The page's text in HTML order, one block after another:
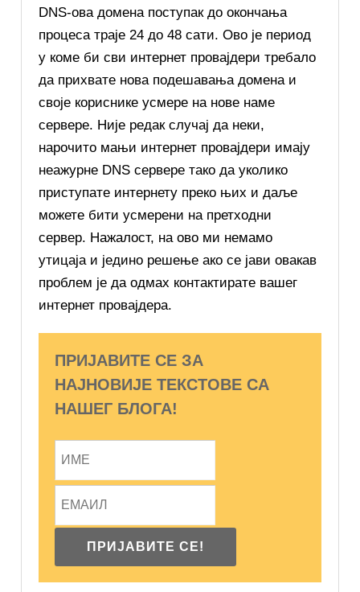
DNS-ова домена поступак до окончања
процеса траје 24 до 48 сати. Ово је период
у коме би сви интернет провајдери требало
да прихвате нова подешавања домена и
своје кориснике усмере на нове наме
сервере. Није редак случај да неки,
нарочито мањи интернет провајдери имају
неажурне DNS сервере тако да уколико
приступате интернету преко њих и даље
можете бити усмерени на претходни
сервер. Нажалост, на ово ми немамо
утицаја и једино решење ако се јави овакав
проблем је да одмах контактирате вашег
интернет провајдера.
ПРИЈАВИТЕ СЕ ЗА
НАЈНОВИЈЕ ТЕКСТОВЕ СА
НАШЕГ БЛОГА!